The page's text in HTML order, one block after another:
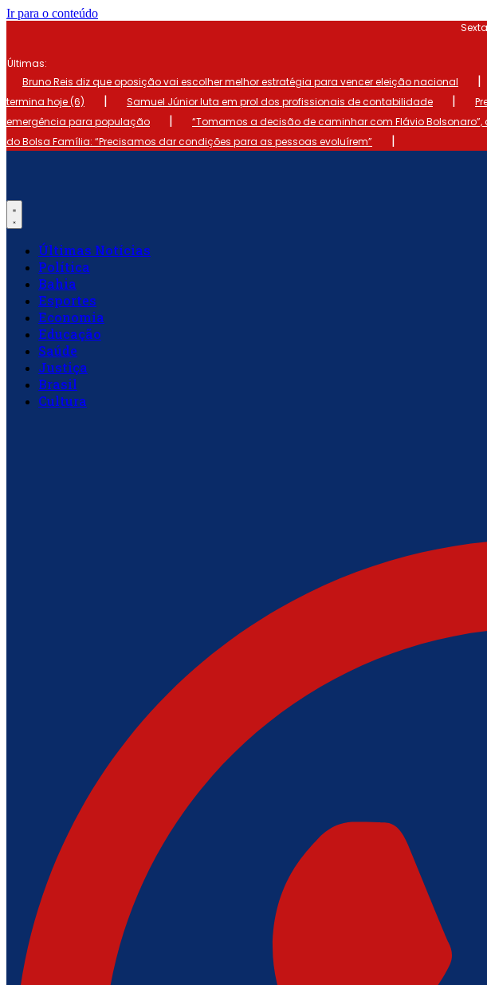
Ir para o conteúdo
Últimas:
Bruno Reis diz que oposição vai escolher melhor estratégia para vencer eleição nacional
|
termina hoje (6)
| Samuel Júnior luta em prol dos profissionais de contabilidade |
emergência para população
| “Tomamos a decisão de caminhar com Flávio Bolsonaro”,
do Bolsa Família: “Precisamos dar condições para as pessoas evoluírem”
|
Últimas Notícias
Política
Bahia
Esportes
Economia
Educação
Saúde
Justiça
Brasil
Cultura